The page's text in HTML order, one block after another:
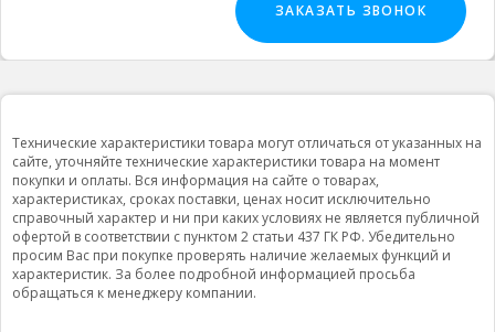
ЗАКАЗАТЬ ЗВОНОК
Технические характеристики товара могут отличаться от указанных на
сайте, уточняйте технические характеристики товара на момент
покупки и оплаты. Вся информация на сайте о товарах,
характеристиках, сроках поставки, ценах носит исключительно
справочный характер и ни при каких условиях не является публичной
офертой в соответствии с пунктом 2 статьи 437 ГК РФ. Убедительно
просим Вас при покупке проверять наличие желаемых функций и
характеристик. За более подробной информацией просьба
обращаться к менеджеру компании.